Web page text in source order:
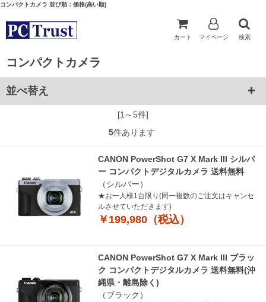
コンパクトカメラ 並び順：価格(高い順)
カート マイページ 検索
コンパクトカメラ
並べ替え
[1～5件]
5件あります
CANON PowerShot G7 X Mark III シルバ
ー コンパクトデジタルカメラ 送料無料
（シルバー）
★お一人様1台限り(同一複数のご注文はキャンセ
ルさせていただきます)
￥199,980（税込）
CANON PowerShot G7 X Mark III ブラッ
ク コンパクトデジタルカメラ 送料無料(沖
縄県・離島除く)
（ブラック）